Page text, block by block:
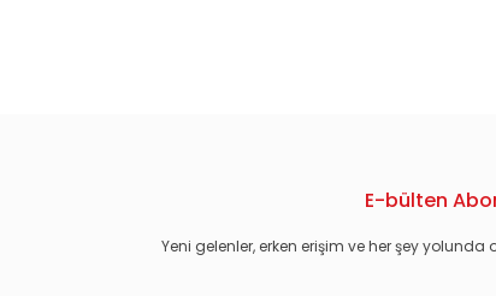
E-bülten
Yeni gelenler, erken erişim ve her şey